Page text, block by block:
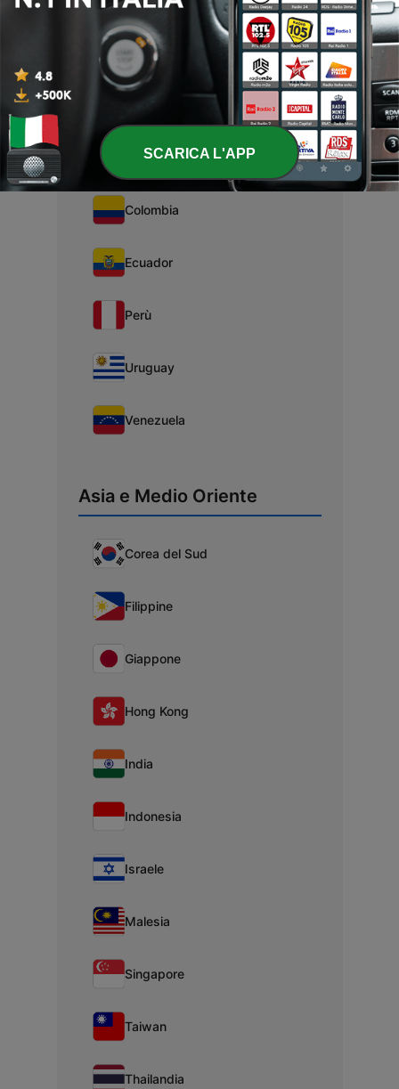
Bolivia
Brasile
Cile
Colombia
Ecuador
Perù
Uruguay
Venezuela
Asia e Medio Oriente
Corea del Sud
Filippine
Giappone
Hong Kong
India
Indonesia
Israele
Malesia
Singapore
Taiwan
Thailandia
SCARICA L'APP